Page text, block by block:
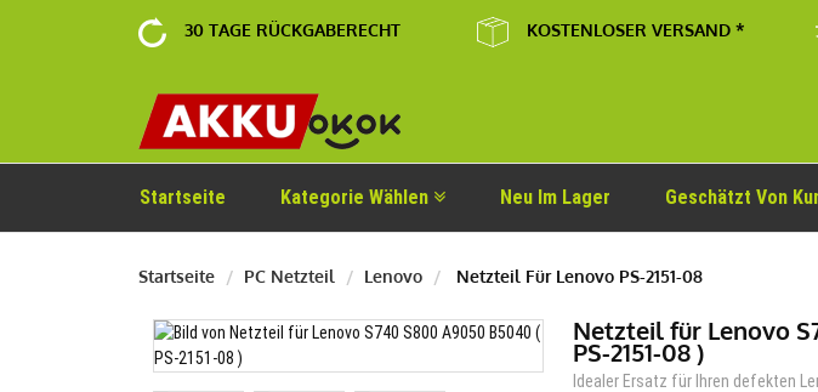
30 TAGE RÜCKGABERECHT KOSTENLOSER VERSAND *
Startseite Kategorie Wählen Neu Im Lager Geschätzt Von
Startseite PC Netzteil Lenovo Netzteil Für Lenovo PS-2151-08
Netzteil für Lenovo
PS-2151-08 )
Idealer Ersatz für Ihren defekten